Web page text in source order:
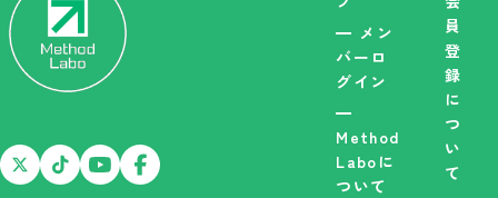
メン
バーロ
グイン
Method
Laboに
ついて
員
登
録
に
つ
い
て